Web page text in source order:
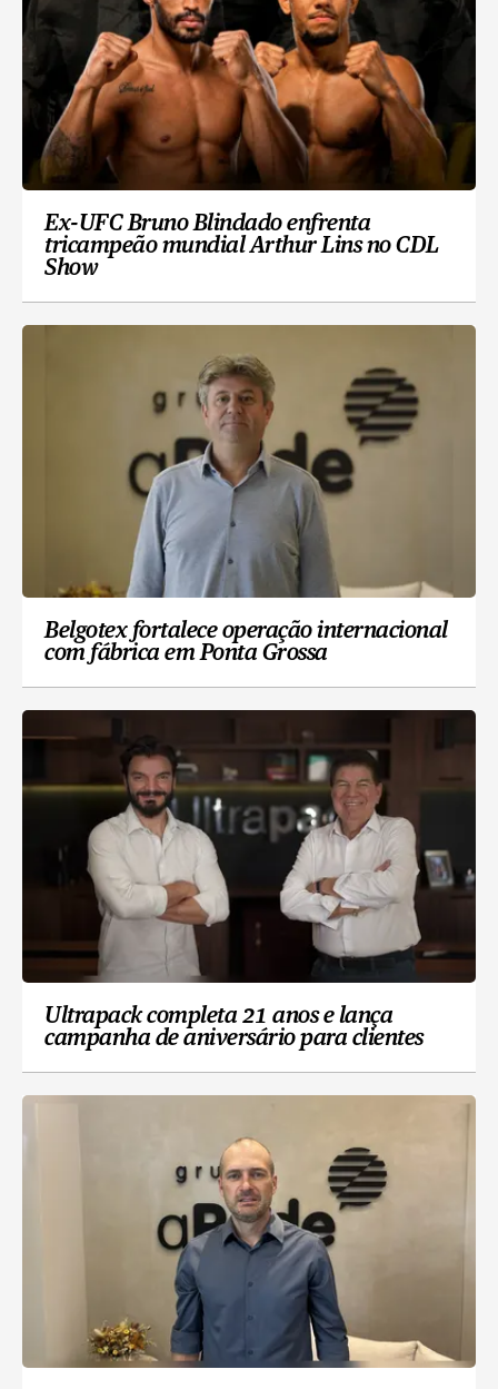
Ex-UFC Bruno Blindado enfrenta
tricampeão mundial Arthur Lins no CDL
Show
Belgotex fortalece operação internacional
com fábrica em Ponta Grossa
Ultrapack completa 21 anos e lança
campanha de aniversário para clientes